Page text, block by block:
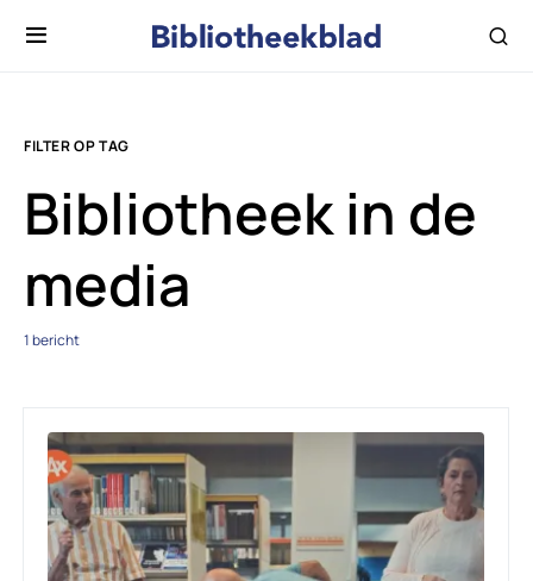
FILTER OP TAG
Bibliotheek in de
media
1 bericht